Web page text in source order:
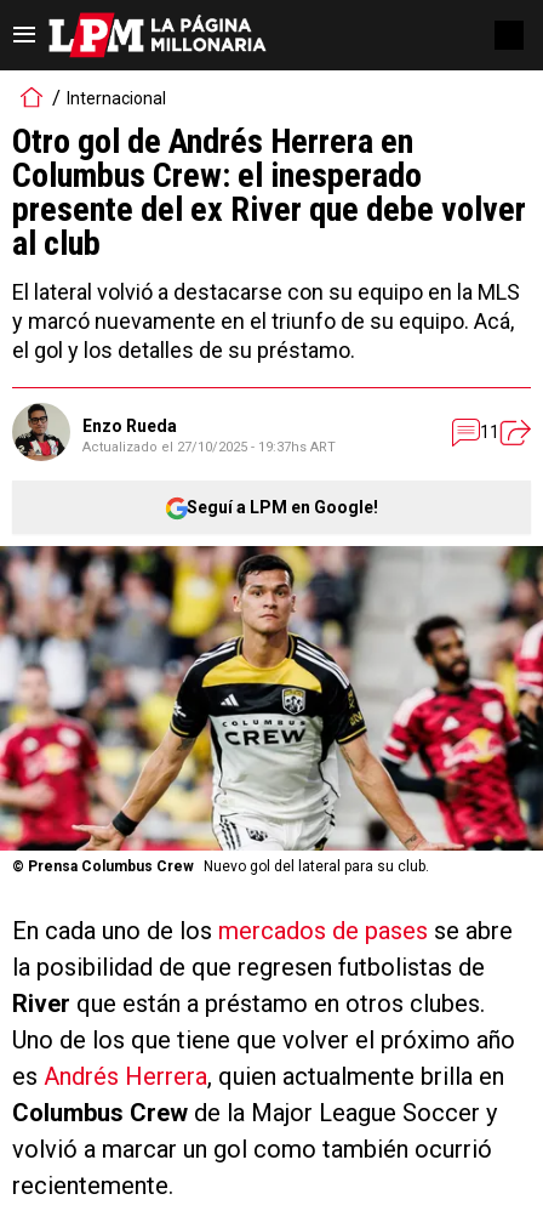
Internacional
Otro gol de Andrés Herrera en
Columbus Crew: el inesperado
presente del ex River que debe volver
al club
El lateral volvió a destacarse con su equipo en la MLS
y marcó nuevamente en el triunfo de su equipo. Acá,
el gol y los detalles de su préstamo.
Enzo Rueda
Actualizado el 27/10/2025 - 19:37hs ART
11
Seguí a LPM en Google!
© Prensa Columbus Crew Nuevo gol del lateral para su club.
En cada uno de los mercados de pases se abre
la posibilidad de que regresen futbolistas de
River que están a préstamo en otros clubes.
Uno de los que tiene que volver el próximo año
es Andrés Herrera, quien actualmente brilla en
Columbus Crew de la Major League Soccer y
volvió a marcar un gol como también ocurrió
recientemente.